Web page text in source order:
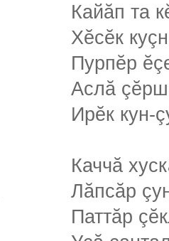
Кайăп та
Хĕсĕк
Пурпĕр
Аслă
Ирĕк кун-
Каччă
Лăпсăр
Паттăр